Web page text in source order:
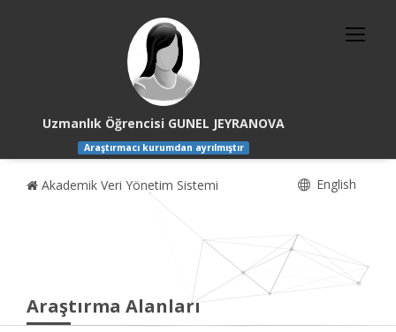
Uzmanlık Öğrencisi GUNEL JEYRANOVA
Araştırmacı kurumdan ayrılmıştır
Akademik Veri Yönetim Sistemi English
Araştırma Alanları